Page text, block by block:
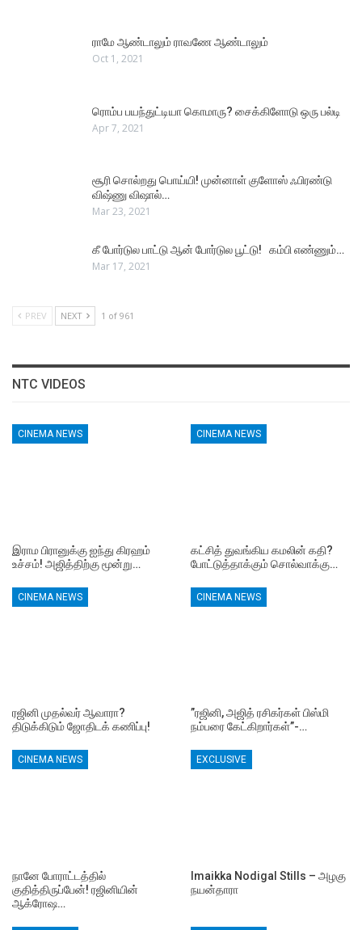
ராமே ஆண்டாலும் ராவணே ஆண்டாலும்
Oct 1, 2021
ரொம்ப பயந்துட்டியா கொமாரு? சைக்கிளோடு ஒரு பல்டி
Apr 7, 2021
சூரி சொல்றது பொய்யி! முன்னாள் குளோஸ் ஃபிரண்டு
விஷ்ணு விஷால்…
Mar 23, 2021
கீ போர்டுல பாட்டு ஆன் போர்டுல பூட்டு! கம்பி எண்ணும்…
Mar 17, 2021
PREV NEXT 1 of 961
NTC VIDEOS
CINEMA NEWS
இராம பிரானுக்கு ஐந்து கிரஹம்
உச்சம்! அஜித்திற்கு மூன்று…
CINEMA NEWS
கட்சித் துவங்கிய கமலின் கதி?
போட்டுத்தாக்கும் சொல்வாக்கு…
CINEMA NEWS
ரஜினி முதல்வர் ஆவாரா?
திடுக்கிடும் ஜோதிடக் கணிப்பு!
CINEMA NEWS
”ரஜினி, அஜித் ரசிகர்கள் பிஸ்மி
நம்பரை கேட்கிறார்கள்”-…
CINEMA NEWS
நானே போராட்டத்தில்
குதித்திருப்பேன்! ரஜினியின்
ஆக்ரோஷ…
EXCLUSIVE
Imaikka Nodigal Stills – அழகு
நயன்தாரா